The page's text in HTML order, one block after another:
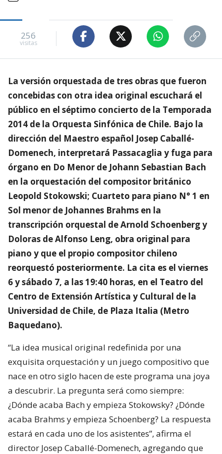
256
visitas
La versión orquestada de tres obras que fueron
concebidas con otra idea original escuchará el
público en el séptimo concierto de la Temporada
2014 de la Orquesta Sinfónica de Chile. Bajo la
dirección del Maestro español Josep Caballé-
Domenech, interpretará Passacaglia y fuga para
órgano en Do Menor de Johann Sebastian Bach
en la orquestación del compositor británico
Leopold Stokowski; Cuarteto para piano N° 1 en
Sol menor de Johannes Brahms en la
transcripción orquestal de Arnold Schoenberg y
Doloras de Alfonso Leng, obra original para
piano y que el propio compositor chileno
reorquestó posteriormente. La cita es el viernes
6 y sábado 7, a las 19:40 horas, en el Teatro del
Centro de Extensión Artística y Cultural de la
Universidad de Chile, de Plaza Italia (Metro
Baquedano).
“La idea musical original redefinida por una
exquisita orquestación y un juego compositivo que
nace en otro siglo hacen de este programa una joya
a descubrir. La pregunta será como siempre:
¿Dónde acaba Bach y empieza Stokowsky? ¿Dónde
acaba Brahms y empieza Schoenberg? La respuesta
estará en cada uno de los asistentes”, afirma el
director Josep Caballé-Domenech, agregando que